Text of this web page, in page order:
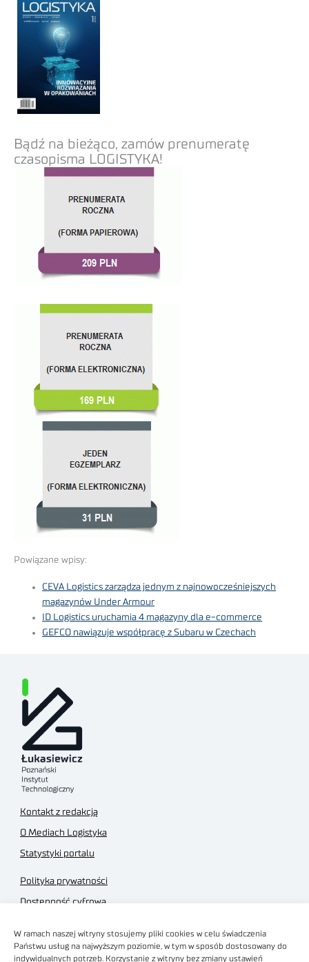
W ramach naszej witryny stosujemy pliki cookies w celu świadczenia
Państwu usług na najwyższym poziomie, w tym w sposób dostosowany do
indywidualnych potrzeb. Korzystanie z witryny bez zmiany ustawień
Bądź na bieżąco, zamów prenumeratę
czasopisma LOGISTYKA!
Powiązane wpisy:
CEVA Logistics zarządza jednym z najnowocześniejszych
magazynów Under Armour
ID Logistics uruchamia 4 magazyny dla e-commerce
GEFCO nawiązuje współpracę z Subaru w Czechach
Kontakt z redakcją
O Mediach Logistyka
Statystyki portalu
Polityka prywatności
Dostępność cyfrowa
Regulamin sklepu